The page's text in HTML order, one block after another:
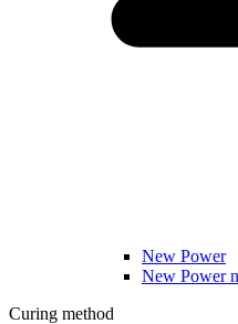
New Power
New Power
Curing method